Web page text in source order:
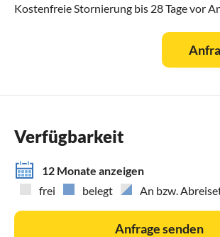
Kostenfreie Stornierung bis 28 Tage vor
Verfügbarkeit
12 Monate anzeigen
frei
belegt An bzw.
Anfrage senden